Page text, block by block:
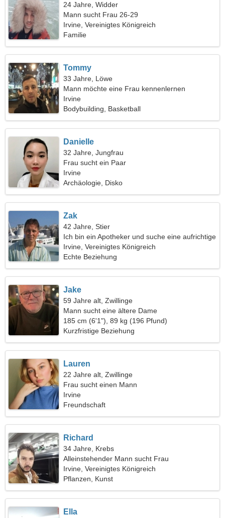
24 Jahre, Widder
Mann sucht Frau 26-29
Irvine, Vereinigtes Königreich
Familie
Tommy
33 Jahre, Löwe
Mann möchte eine Frau kennenlernen
Irvine
Bodybuilding, Basketball
Danielle
32 Jahre, Jungfrau
Frau sucht ein Paar
Irvine
Archäologie, Disko
Zak
42 Jahre, Stier
Ich bin ein Apotheker und suche eine aufrichtige
Frau
Irvine, Vereinigtes Königreich
Echte Beziehung
Jake
59 Jahre alt, Zwillinge
Mann sucht eine ältere Dame
185 cm (6'1"), 89 kg (196 Pfund)
Kurzfristige Beziehung
Lauren
22 Jahre alt, Zwillinge
Frau sucht einen Mann
Irvine
Freundschaft
Richard
34 Jahre, Krebs
Alleinstehender Mann sucht Frau
Irvine, Vereinigtes Königreich
Pflanzen, Kunst
Ella